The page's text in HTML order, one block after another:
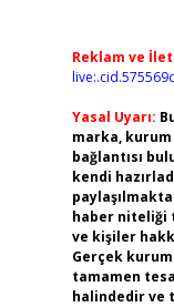
Reklam ve
Yasal Uyarı:
marka,
bağlantısı
kendi
haber niteliği
ve kişiler
Gerçek
tamamen
halindedir ve